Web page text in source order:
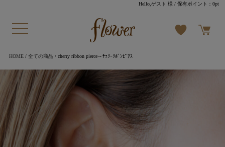
Hello,ゲスト 様 / 保有ポイント：0pt
HOME/ 全ての商品/ cherry ribbon pierce～ﾁｪﾘｰﾘﾎﾞﾝﾋﾟｱｽ